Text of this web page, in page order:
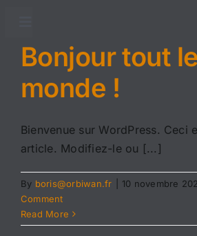
contentNavigation
Accueil
Conseils sanitaires
Traitements sanitaires
Bonjour tout le
monde !
Bienvenue sur WordPress. Ceci
article. Modifiez-le ou [...]
By boris@orbiwan.fr 10 novembre
Comment
Read More